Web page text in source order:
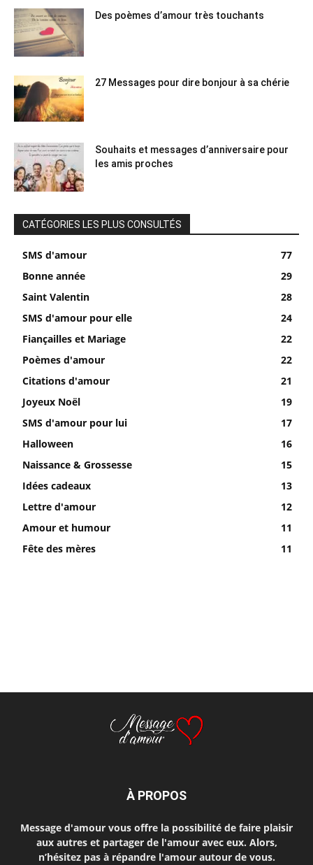
Des poèmes d’amour très touchants
27 Messages pour dire bonjour à sa chérie
Souhaits et messages d’anniversaire pour
les amis proches
CATÉGORIES LES PLUS CONSULTÉS
SMS d'amour
77
Bonne année
29
Saint Valentin
28
SMS d'amour pour elle
24
Fiançailles et Mariage
22
Poèmes d'amour
22
Citations d'amour
21
Joyeux Noël
19
SMS d'amour pour lui
17
Halloween
16
Naissance & Grossesse
15
Idées cadeaux
13
Lettre d'amour
12
Amour et humour
11
Fête des mères
11
À PROPOS
Message d'amour vous offre la possibilité de faire plaisir
aux autres et partager de l'amour avec eux. Alors,
n’hésitez pas à répandre l'amour autour de vous.